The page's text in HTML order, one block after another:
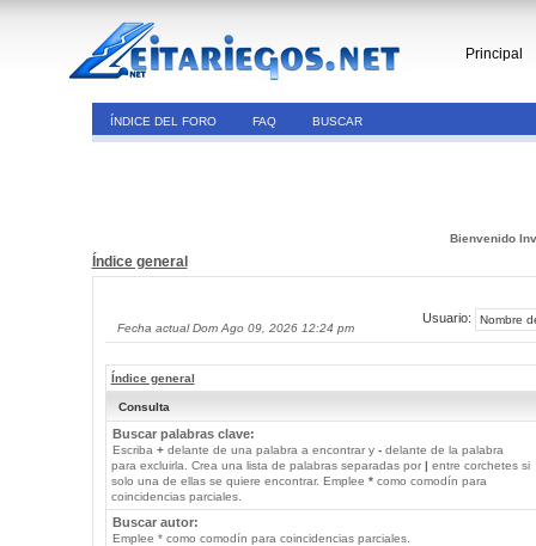
Principal
ÍNDICE DEL FORO FAQ BUSCAR
Bienvenido
Índice general
Fecha actual Dom Ago 09, 2026 12:24 pm
Usuario:
Índice general
Consulta
Buscar palabras clave:
Escriba +delante de una palabra a encontrar y -delante de la palabra
para excluirla. Crea una lista de palabras separadas por | entre corchetes si
solo una de ellas se quiere encontrar. Emplee *como comodín para
coincidencias parciales.
Buscar autor:
Emplee * como comodín para coincidencias parciales.